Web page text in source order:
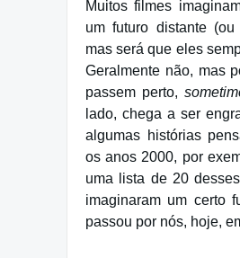
Muitos filmes
um futuro distante (ou
mas será que eles
Geralmente não, mas
passem perto,
lado, chega a ser
algumas histórias
os anos 2000, por
uma lista de 20
imaginaram um certo
passou por nós, hoje,